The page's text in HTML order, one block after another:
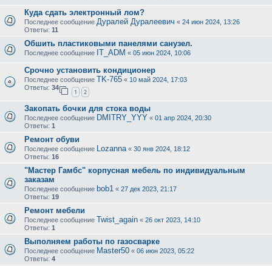
Куда сдать электронный лом?
Последнее сообщение Дуралей Дуралеевич « 24 июн 2024, 13:26
Ответы: 11
Обшить пластиковыми панелями санузел.
Последнее сообщение IT_ADM « 05 июн 2024, 10:06
Срочно установить кондиционер
Последнее сообщение TK-765 « 10 май 2024, 17:03
Ответы: 34
1 2
Закопать бочки для стока воды
Последнее сообщение DMITRY_YYY « 01 апр 2024, 20:30
Ответы: 1
Ремонт обуви
Последнее сообщение Lozanna « 30 янв 2024, 18:12
Ответы: 16
"Мастер Гамбс" корпусная мебель по индивидуальным
заказам
Последнее сообщение bob1 « 27 дек 2023, 21:17
Ответы: 19
Ремонт мебели
Последнее сообщение Twist_again « 26 окт 2023, 14:10
Ответы: 1
Выполняем работы по газосварке
Последнее сообщение Master50 « 06 июн 2023, 05:22
Ответы: 4